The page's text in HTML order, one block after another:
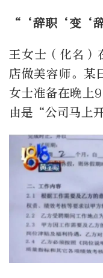
“‘辞职‘变‘
王女士（化名）
店做美容师。某
女士准备在晚上
由是“公司马上